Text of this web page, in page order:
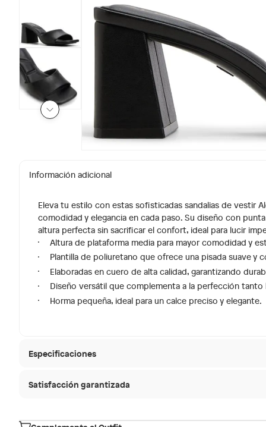
Información adicional
Eleva tu estilo con estas sofisticadas sandalias de vestir
comodidad y elegancia en cada paso. Su diseño con
altura perfecta sin sacrificar el confort, ideal para lucir
Altura de plataforma media para mayor comodidad y
Plantilla de poliuretano que ofrece una pisada suave y
Elaboradas en cuero de alta calidad, garantizando
Diseño versátil que complementa a la perfección
Horma pequeña, ideal para un calce preciso y elegante.
Especificaciones
Hecho en
Condicion del producto Nuevo
Satisfacción garantizada